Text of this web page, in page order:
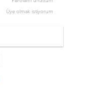
Üye olmak istiyorum